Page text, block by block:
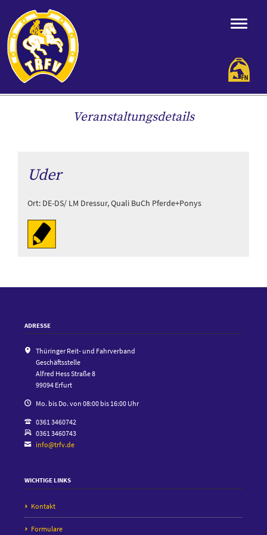
Veranstaltungsdetails
Uder
Ort: DE-DS/ LM Dressur, Quali BuCh Pferde+Ponys
ADRESSE
Thüringer Reit- und Fahrverband
Geschäftsstelle
Alfred Hess Straße 8
99094 Erfurt
Mo. bis Do. von 08:00 bis 16:00 Uhr
0361 3460742
0361 3460743
info@trfv.de
WICHTIGE LINKS
Kontakt
Formulare